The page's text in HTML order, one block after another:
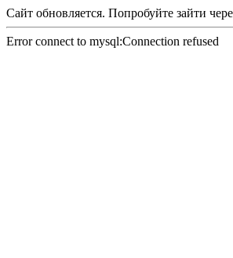
Сайт обновляется. Попробуйте зайти
Error connect to mysql:Connection refused